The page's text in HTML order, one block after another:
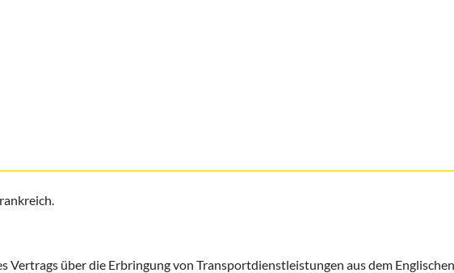
Vertrags über die Erbringung von Transportdienstleistungen aus dem